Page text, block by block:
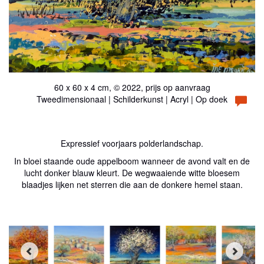
60 x 60 x 4 cm, © 2022, prijs op aanvraag
Tweedimensionaal | Schilderkunst | Acryl | Op doek
Expressief voorjaars polderlandschap.
In bloei staande oude appelboom wanneer de avond valt en de
lucht donker blauw kleurt. De wegwaaiende witte bloesem
blaadjes lijken net sterren die aan de donkere hemel staan.